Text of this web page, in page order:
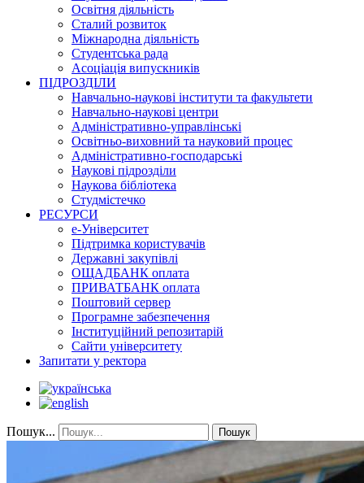
Освітня діяльність
Сталий розвиток
Міжнародна діяльність
Студентська рада
Асоціація випускників
ПІДРОЗДІЛИ
Навчально-наукові інститути та факультети
Навчально-наукові центри
Адміністративно-управлінські
Освітньо-виховний та науковий процес
Адміністративно-господарські
Наукові підрозділи
Наукова бібліотека
Студмістечко
РЕСУРСИ
е-Університет
Підтримка користувачів
Державні закупівлі
ОЩАДБАНК оплата
ПРИВАТБАНК оплата
Поштовий сервер
Програмне забезпечення
Інституційний репозитарій
Сайти університету
Запитати у ректора
Пошук... Пошук